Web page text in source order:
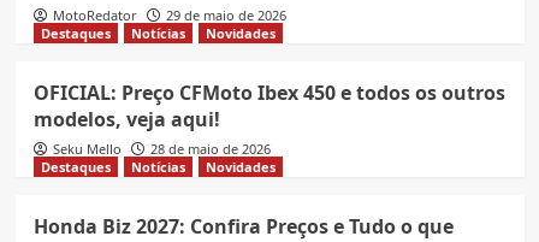
MotoRedator
29 de maio de 2026
Destaques
Notícias Novidades
OFICIAL: Preço CFMoto Ibex 450 e todos os outros
modelos, veja aqui!
Seku Mello
28 de maio de 2026
Destaques
Notícias Novidades
Honda Biz 2027: Confira Preços e Tudo o que